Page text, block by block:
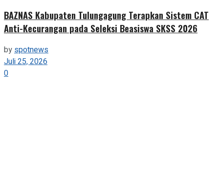
BAZNAS Kabupaten Tulungagung Terapkan Sistem CAT
Anti-Kecurangan pada Seleksi Beasiswa SKSS 2026
byspotnews
Juli 25, 2026
0